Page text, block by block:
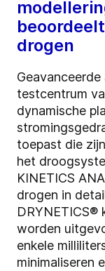
drogen
testcentrum
dynamische
toepast die
het
KINETICS
drogen in
DRYNETICS®
worden
enkele
minimaliseren